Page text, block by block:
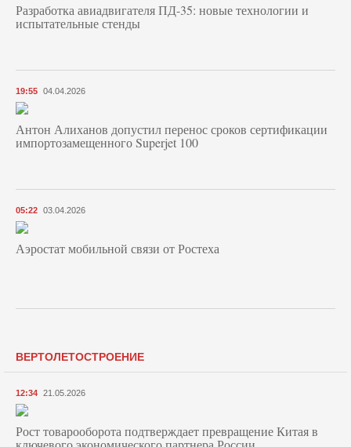
Разработка авиадвигателя ПД-35: новые технологии и
испытательные стенды
19:55 04.04.2026
Антон Алиханов допустил перенос сроков сертификации
импортозамещенного Superjet 100
05:22 03.04.2026
Аэростат мобильной связи от Ростеха
ВЕРТОЛЕТОСТРОЕНИЕ
12:34 21.05.2026
Рост товарооборота подтверждает превращение Китая в